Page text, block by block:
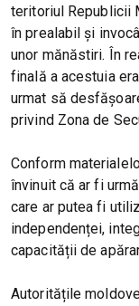
teritoriul Republicii
în prealabil și
unor mănăstiri. În
finală a acestuia
urmat să
privind Zona de
Conform
învinuit că ar fi
care ar putea fi
independenței,
capacității de
Autoritățile